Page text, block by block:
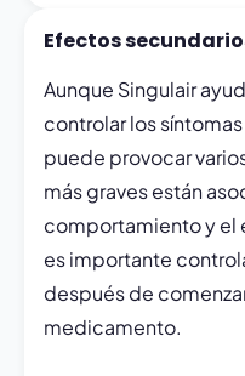
Efectos
Aunque Singulair
controlar los
puede provocar
más graves están
comportamiento y el
es importante
después de
medicamento.